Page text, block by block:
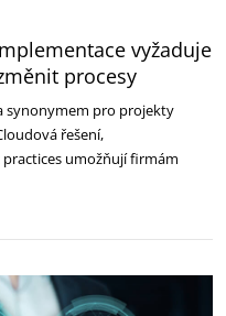
vyžaduje
procesy
synonymem pro projekty
řešení,
umožňují firmám